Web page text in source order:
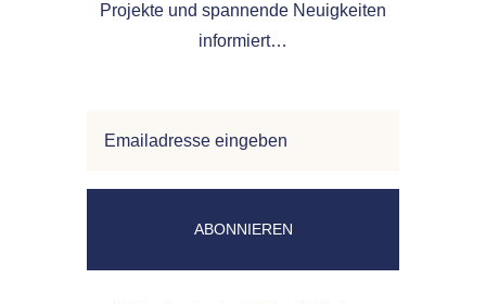
Projekte und spannende Neuigkeiten
informiert…
ABONNIEREN